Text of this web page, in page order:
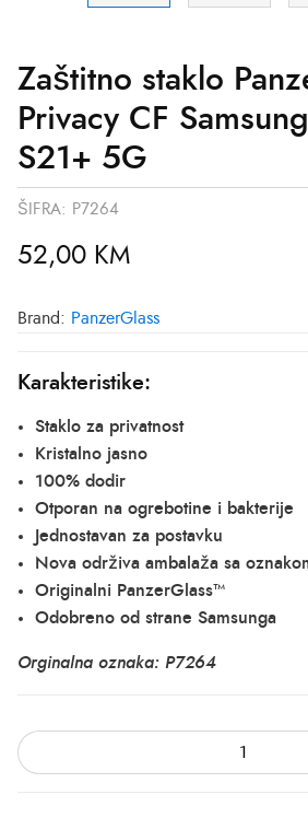
Zaštitno staklo
Privacy CF
S21+ 5G
ŠIFRA: P7264
52,00 KM
Brand: PanzerGlass
Karakteristike:
Staklo za privatnost
Kristalno jasno
100% dodir
Otporan na ogrebotine i bakterije
Jednostavan za postavku
Nova održiva ambalaža sa
Originalni PanzerGlass™
Odobreno od strane Samsunga
Orginalna oznaka: P7264